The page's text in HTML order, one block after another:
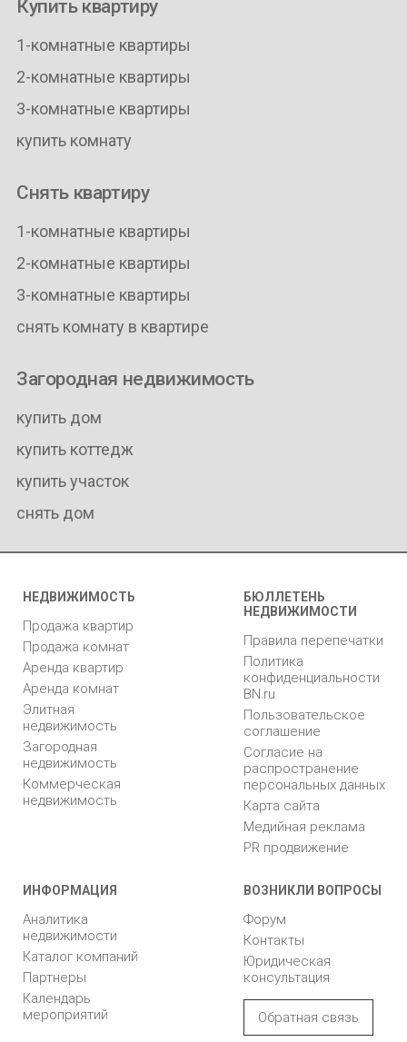
Купить квартиру
1-комнатные квартиры
2-комнатные квартиры
3-комнатные квартиры
купить комнату
Снять квартиру
1-комнатные квартиры
2-комнатные квартиры
3-комнатные квартиры
снять комнату в квартире
Загородная недвижимость
купить дом
купить коттедж
купить участок
снять дом
НЕДВИЖИМОСТЬ
Продажа квартир
Продажа комнат
Аренда квартир
Аренда комнат
Элитная
недвижимость
Загородная
недвижимость
Коммерческая
недвижимость
БЮЛЛЕТЕНЬ
НЕДВИЖИМОСТИ
Правила перепечатки
Политика
конфиденциальности
BN.ru
Пользовательское
соглашение
Согласие на
распространение
персональных данных
Карта сайта
Медийная реклама
PR продвижение
ИНФОРМАЦИЯ
Аналитика
недвижимости
Каталог компаний
Партнеры
Календарь
мероприятий
ВОЗНИКЛИ ВОПРОСЫ
Форум
Контакты
Юридическая
консультация
Обратная связь